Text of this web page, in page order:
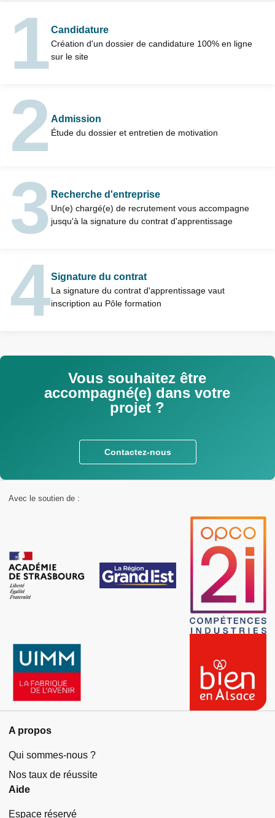
Candidature
Création d'un dossier de candidature 100% en ligne
sur le site
Admission
Étude du dossier et entretien de motivation
Recherche d'entreprise
Un(e) chargé(e) de recrutement vous accompagne
jusqu'à la signature du contrat d'apprentissage
Signature du contrat
La signature du contrat d'apprentissage vaut
inscription au Pôle formation
Vous souhaitez être
accompagné(e) dans votre
projet ?
Contactez-nous
A propos
Qui sommes-nous ?
Nos taux de réussite
Aide
Espace réservé
Avec le soutien de :